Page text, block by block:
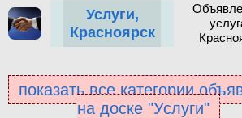
Услуги,
Красноярск
показать все категории
на доске "Услуги"